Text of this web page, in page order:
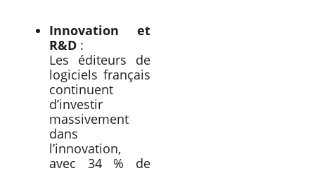
Innovation et
R&D :
Les éditeurs de
logiciels français
continuent
d’investir
massivement
dans
l’innovation,
avec 34 % de